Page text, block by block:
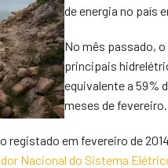
de energia no país
No mês passado,
principais
equivalente a 59%
meses de fevereiro.
registado em fevereiro de
Nacional do Sistema